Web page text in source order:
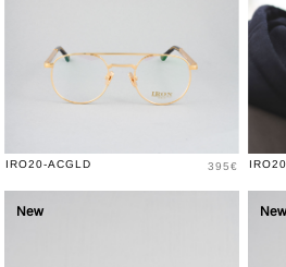
IRO20-ACGLD Prix
395€
New New